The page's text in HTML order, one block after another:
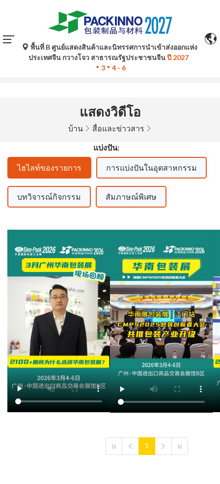
การแปลอัตโนมัติโดย Google Translate มีไว้เพื่อเป็นข้อมูล
อ้างอิงเท่านั้นและอาจไม่ถูกต้อง โปรดอ้างอิงจากฉบับภาษา
ต้นฉบับหากมีข้อสงสัยใด ๆ
พื้นที่ B ศูนย์แสดงสินค้าและนิทรรศการนำเข้าส่งออกแห่ง
ประเทศจีน กวางโจว สาธารณรัฐประชาชนจีนปี 2027
3
4 - 6
แสดงวิดีโอ
บ้าน สื่อและข่าวสาร
แบ่งปัน:
ไฮไลท์ของรายการ การแบ่งปันในอุตสาหกรรม
บทวิจารณ์กิจกรรม สัมภาษณ์พิเศษ
1